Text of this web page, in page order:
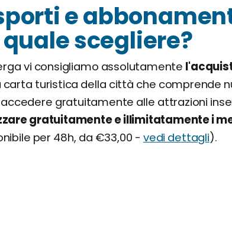
e
scegliere?
vi consigliamo assolutamente
carta turistica della città che comprende
gratuitamente alle attrazioni
gratuitamente e illimitatamente i
per 48h, da €33,00 - vedi dettagli).